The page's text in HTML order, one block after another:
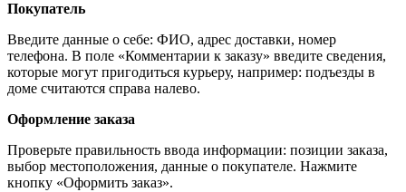
Покупатель
Введите данные о себе: ФИО, адрес доставки, номер
телефона. В поле «Комментарии к заказу» введите сведения,
которые могут пригодиться курьеру, например: подъезды в
доме считаются справа налево.
Оформление заказа
Проверьте правильность ввода информации: позиции заказа,
выбор местоположения, данные о покупателе. Нажмите
кнопку «Оформить заказ».